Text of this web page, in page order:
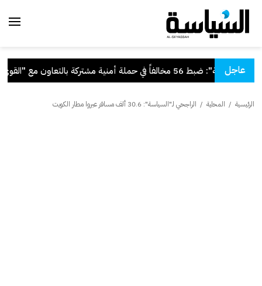
عاجل
"الداخلية": ضبط 56 مخالفاً في حملة أمنية مشتركة بالتعاون مع "القوى العاملة"
الرئيسية / المحلية / الراجحي لـ"السياسة": 30.6 ألف مسافر عبروا مطار الكويت